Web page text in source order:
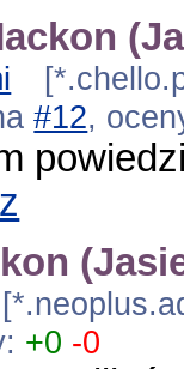
#12,
+0 -0